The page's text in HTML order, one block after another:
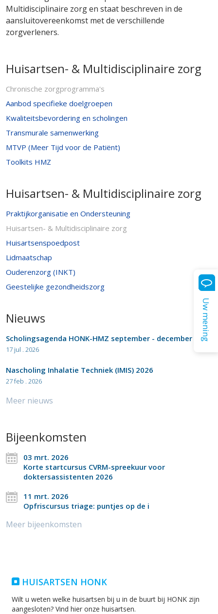
Uw mening
Multidisciplinaire zorg en staat beschreven in de
aansluitovereenkomst met de verschillende
zorgverleners.
Huisartsen- & Multidisciplinaire zorg
Chronische zorgprogramma's
Aanbod specifieke doelgroepen
Kwaliteitsbevordering en scholingen
Transmurale samenwerking
MTVP (Meer Tijd voor de Patiënt)
Toolkits HMZ
Huisartsen- & Multidisciplinaire zorg
Praktijkorganisatie en Ondersteuning
Huisartsen- & Multidisciplinaire zorg
Huisartsenspoedpost
Lidmaatschap
Ouderenzorg (INKT)
Geestelijke gezondheidszorg
Nieuws
Scholingsagenda HONK-HMZ september - december 2026
17 jul . 2026
Nascholing Inhalatie Techniek (IMIS) 2026
27 feb . 2026
Meer nieuws
Bijeenkomsten
03 mrt. 2026
Korte startcursus CVRM-spreekuur voor
doktersassistenten 2026
11 mrt. 2026
Opfriscursus triage: puntjes op de i
Meer bijeenkomsten
HUISARTSEN HONK
Wilt u weten welke huisartsen bij u in de buurt bij HONK zijn
aangesloten? Vind hier onze huisartsen.